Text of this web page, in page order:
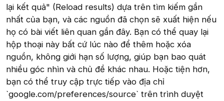
lại kết quả" (Reload results) dựa trên tìm kiếm gần
nhất của bạn, và các nguồn đã chọn sẽ xuất hiện nếu
họ có bài viết liên quan gần đây. Bạn có thể quay lại
hộp thoại này bất cứ lúc nào để thêm hoặc xóa
nguồn, không giới hạn số lượng, giúp bạn bao quát
nhiều góc nhìn và chủ đề khác nhau. Hoặc tiện hơn,
bạn có thể truy cập trực tiếp vào địa chỉ
`google.com/preferences/source` trên trình duyệt